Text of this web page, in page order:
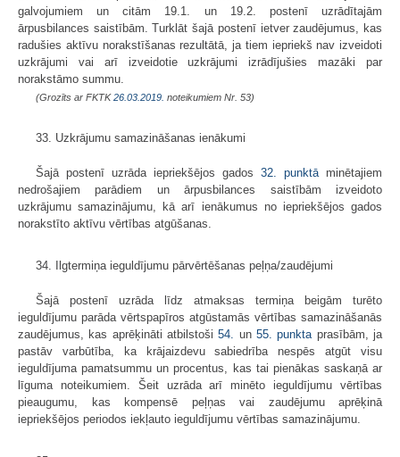
galvojumiem un citām 19.1. un 19.2. postenī uzrādītajām
ārpusbilances saistībām. Turklāt šajā postenī ietver zaudējumus, kas
radušies aktīvu norakstīšanas rezultātā, ja tiem iepriekš nav izveidoti
uzkrājumi vai arī izveidotie uzkrājumi izrādījušies mazāki par
norakstāmo summu.
(Grozīts ar FKTK26.03.2019. noteikumiem Nr. 53)
33. Uzkrājumu samazināšanas ienākumi
Šajā postenī uzrāda iepriekšējos gados 32. punktā minētajiem
nedrošajiem parādiem un ārpusbilances saistībām izveidoto
uzkrājumu samazinājumu, kā arī ienākumus no iepriekšējos gados
norakstīto aktīvu vērtības atgūšanas.
34. Ilgtermiņa ieguldījumu pārvērtēšanas peļņa/zaudējumi
Šajā postenī uzrāda līdz atmaksas termiņa beigām turēto
ieguldījumu parāda vērtspapīros atgūstamās vērtības samazināšanās
zaudējumus, kas aprēķināti atbilstoši54. un55. punkta prasībām, ja
pastāv varbūtība, ka krājaizdevu sabiedrība nespēs atgūt visu
ieguldījuma pamatsummu un procentus, kas tai pienākas saskaņā ar
līguma noteikumiem. Šeit uzrāda arī minēto ieguldījumu vērtības
pieaugumu, kas kompensē peļņas vai zaudējumu aprēķinā
iepriekšējos periodos iekļauto ieguldījumu vērtības samazinājumu.